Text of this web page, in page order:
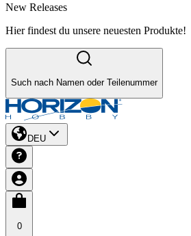
New Releases
Hier findest du unsere neuesten Produkte!
Such nach Namen oder Teilenummer
DEU
0